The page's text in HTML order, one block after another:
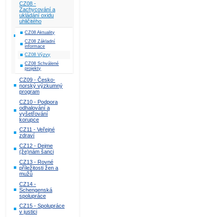
CZ08 -
Zachycování a
ukládání oxidu
uhličitého
CZ08 Aktuality
CZ08 Základní
informace
CZ08 Výzvy
CZ08 Schválené
projekty
CZ09 - Česko-
norský výzkumný
program
CZ10 - Podpora
odhalování a
vyšetřování
korupce
CZ11 - Veřejné
zdraví
CZ12 - Dejme
(že)nám šanci
CZ13 - Rovné
příležitosti žen a
mužů
CZ14 -
Schengenská
spolupráce
CZ15 - Spolupráce
v justici